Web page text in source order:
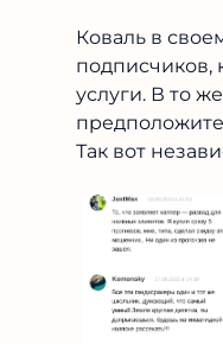
Коваль в
подписчиков,
услуги. В то
Так вот